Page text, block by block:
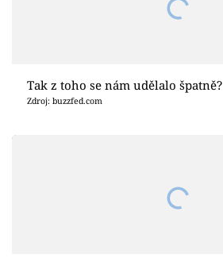
Tak z toho se nám udělalo špatně?
Zdroj: buzzfed.com